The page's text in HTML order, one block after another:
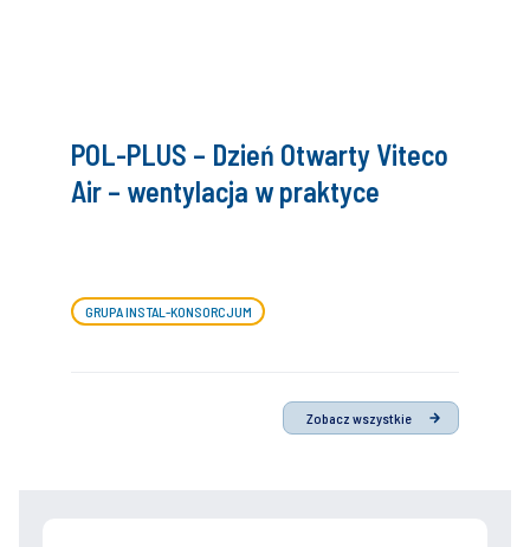
POL-PLUS – Dzień Otwarty Viteco
Air – wentylacja w praktyce
GRUPA INSTAL-KONSORCJUM
Zobacz wszystkie